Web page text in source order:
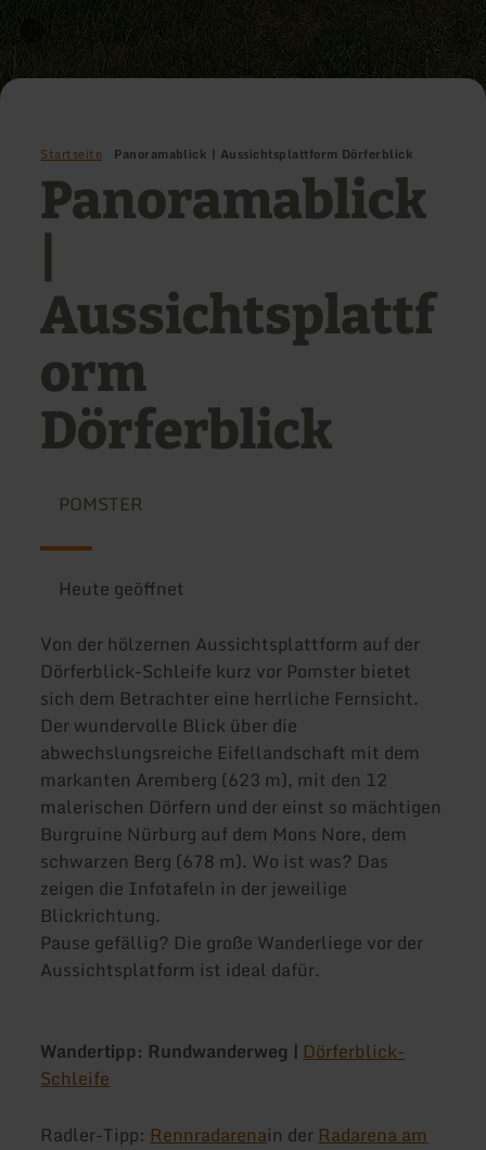
Startseite Panoramablick | Aussichtsplattform Dörferblick
Panoramablick
Aussichtsplattf
orm
Dörferblick
POMSTER
Heute geöffnet
Von der hölzernen Aussichtsplattform auf der
Dörferblick-Schleife kurz vor Pomster bietet
sich dem Betrachter eine herrliche Fernsicht.
Der wundervolle Blick über die
abwechslungsreiche Eifellandschaft mit dem
markanten Aremberg (623 m), mit den 12
malerischen Dörfern und der einst so mächtigen
Burgruine Nürburg auf dem Mons Nore, dem
schwarzen Berg (678 m). Wo ist was? Das
zeigen die Infotafeln in der jeweilige
Blickrichtung.
Pause gefällig? Die große Wanderliege vor der
Aussichtsplatform ist ideal dafür.
Wandertipp: Rundwanderweg |Dörferblick-
Schleife
Radler-Tipp: Rennradarenain der Radarena am